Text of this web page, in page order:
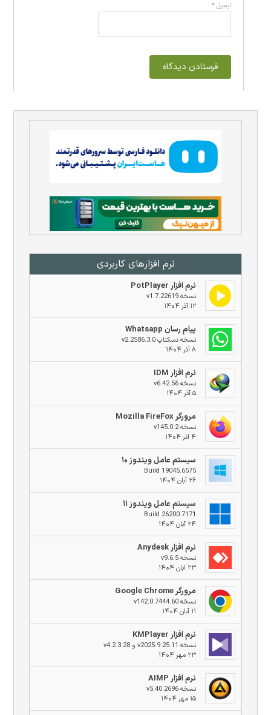
نرم افزار‌های کاربردی
نرم افزار PotPlayer
نسخه v1.7.22619
۱۲ آذر ۱۴۰۴
پیام رسان Whatsapp
نسخه دسکتاپ v2.2586.3.0
۸ آذر ۱۴۰۴
نرم افزار IDM
نسخه v6.42.56
۵ آذر ۱۴۰۴
مرورگر Mozilla FireFox
نسخه v145.0.2
۴ آذر ۱۴۰۴
سیستم عامل ویندوز ۱۰
Build 19045.6575
۲۶ آبان ۱۴۰۴
سیستم عامل ویندوز ۱۱
Build 26200.7171
۲۴ آبان ۱۴۰۴
نرم افزار Anydesk
نسخه v9.6.5
۲۳ آبان ۱۴۰۴
مرورگر Google Chrome
نسخه v142.0.7444.60
۱۱ آبان ۱۴۰۴
نرم افزار KMPlayer
نسخه v2025.9.25.11 و v4.2.3.28
۲۳ مهر ۱۴۰۴
نرم افزار AIMP
نسخه v5.40.2696
۱۵ مهر ۱۴۰۴
ایمیل*